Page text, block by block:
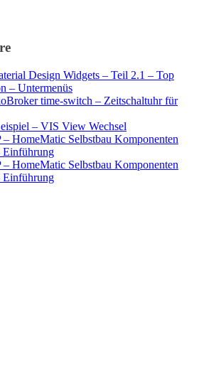
Design Widgets – Teil 2.1 – Top
– Untermenüs
time-switch – Zeitschaltuhr für
– VIS View Wechsel
– HomeMatic Selbstbau Komponenten
Einführung
– HomeMatic Selbstbau Komponenten
Einführung